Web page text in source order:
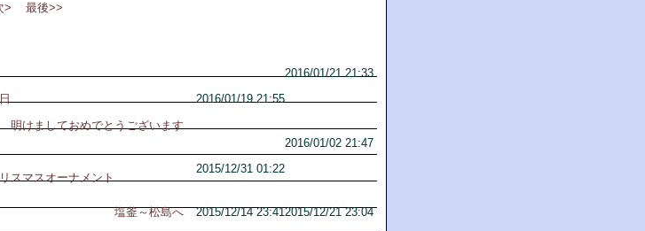
> 最後>>
2016/01/21 21:33
2016/01/19 21:55
明けましておめでとうございます
2016/01/02 21:47
2015/12/31 01:22
スマスオーナメント
2015/12/21 23:04
塩釜～松島へ 2015/12/14 23:41